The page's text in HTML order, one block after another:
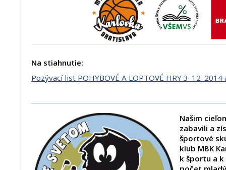
Na stiahnutie:
Pozývací list POHYBOVÉ A LOPTOVÉ HRY
Našim
zabavili a
športové
klub MBK
k športu a